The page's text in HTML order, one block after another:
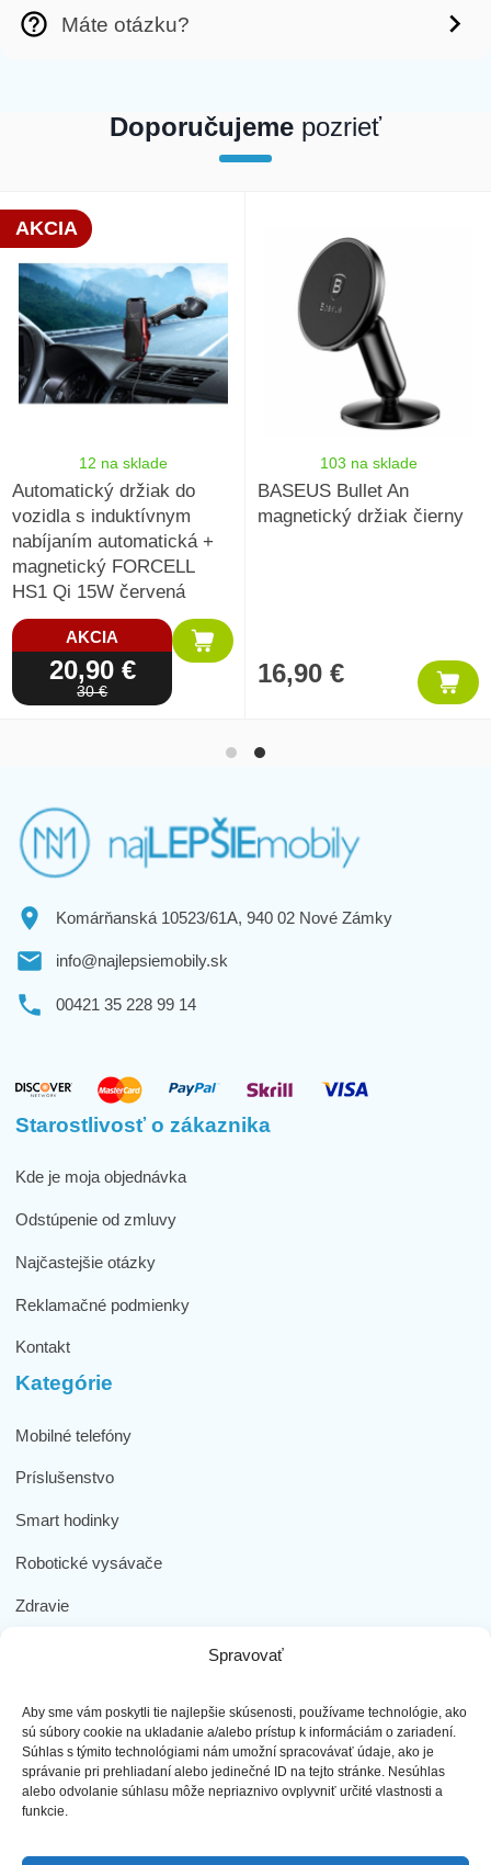
Spravovať
Aby sme vám poskytli tie najlepšie skúsenosti, používame technológie, ako
sú súbory cookie na ukladanie a/alebo prístup k informáciám o zariadení.
Súhlas s týmito technológiami nám umožní spracovávať údaje, ako je
správanie pri prehliadaní alebo jedinečné ID na tejto stránke. Nesúhlas
alebo odvolanie súhlasu môže nepriaznivo ovplyvniť určité vlastnosti a
funkcie.
Máte otázku?
Doporučujeme pozrieť
}
AKCIA
12 na sklade
Automatický držiak do
vozidla s induktívnym
nabíjaním automatická +
magnetický FORCELL
HS1 Qi 15W červená
AKCIA
20,90 €
30 €
103 na sklade
BASEUS Bullet An
magnetický držiak čierny
16,90 €
Komárňanská 10523/61A, 940 02 Nové Zámky
info@najlepsiemobily.sk
00421 35 228 99 14
Starostlivosť o zákaznika
Kde je moja objednávka
Odstúpenie od zmluvy
Najčastejšie otázky
Reklamačné podmienky
Kontakt
Kategórie
Mobilné telefóny
Príslušenstvo
Smart hodinky
Robotické vysávače
Zdravie
Dôležité odkazy
Obchodné podmienky
Ochrana osobných údajov